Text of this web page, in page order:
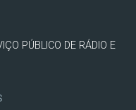
PÚBLICO DE RÁDIO E